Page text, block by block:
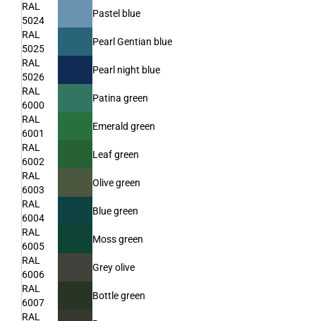
RAL
5024
Pastel blue
RAL
5025
Pearl Gentian blue
RAL
5026
Pearl night blue
RAL
6000
Patina green
RAL
6001
Emerald green
RAL
6002
Leaf green
RAL
6003
Olive green
RAL
6004
Blue green
RAL
6005
Moss green
RAL
6006
Grey olive
RAL
6007
Bottle green
RAL